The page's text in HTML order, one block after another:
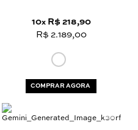
10x R$ 218,90
R$ 2.189,00
COMPRAR AGORA